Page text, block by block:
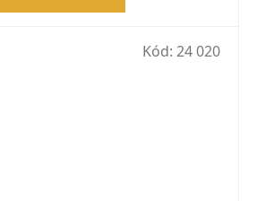
Kód: 24 020